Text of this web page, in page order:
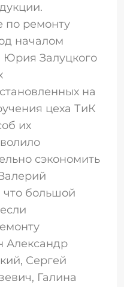
по ремонту
началом
Юрия Залуцкого
на
цеха ТиК
их
сэкономить
что большой
Александр
Сергей
Галина